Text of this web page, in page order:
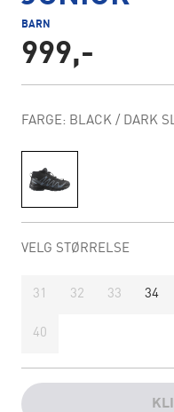
BARN
999,-
FARGE: BLACK / DARK
VELG STØRRELSE
31 32 33 34
40